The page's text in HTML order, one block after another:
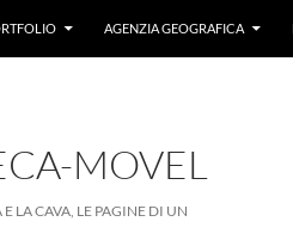
AGENZIA GEOGRAFICA
MOVEL
LA CAVA, LE PAGINE DI UN